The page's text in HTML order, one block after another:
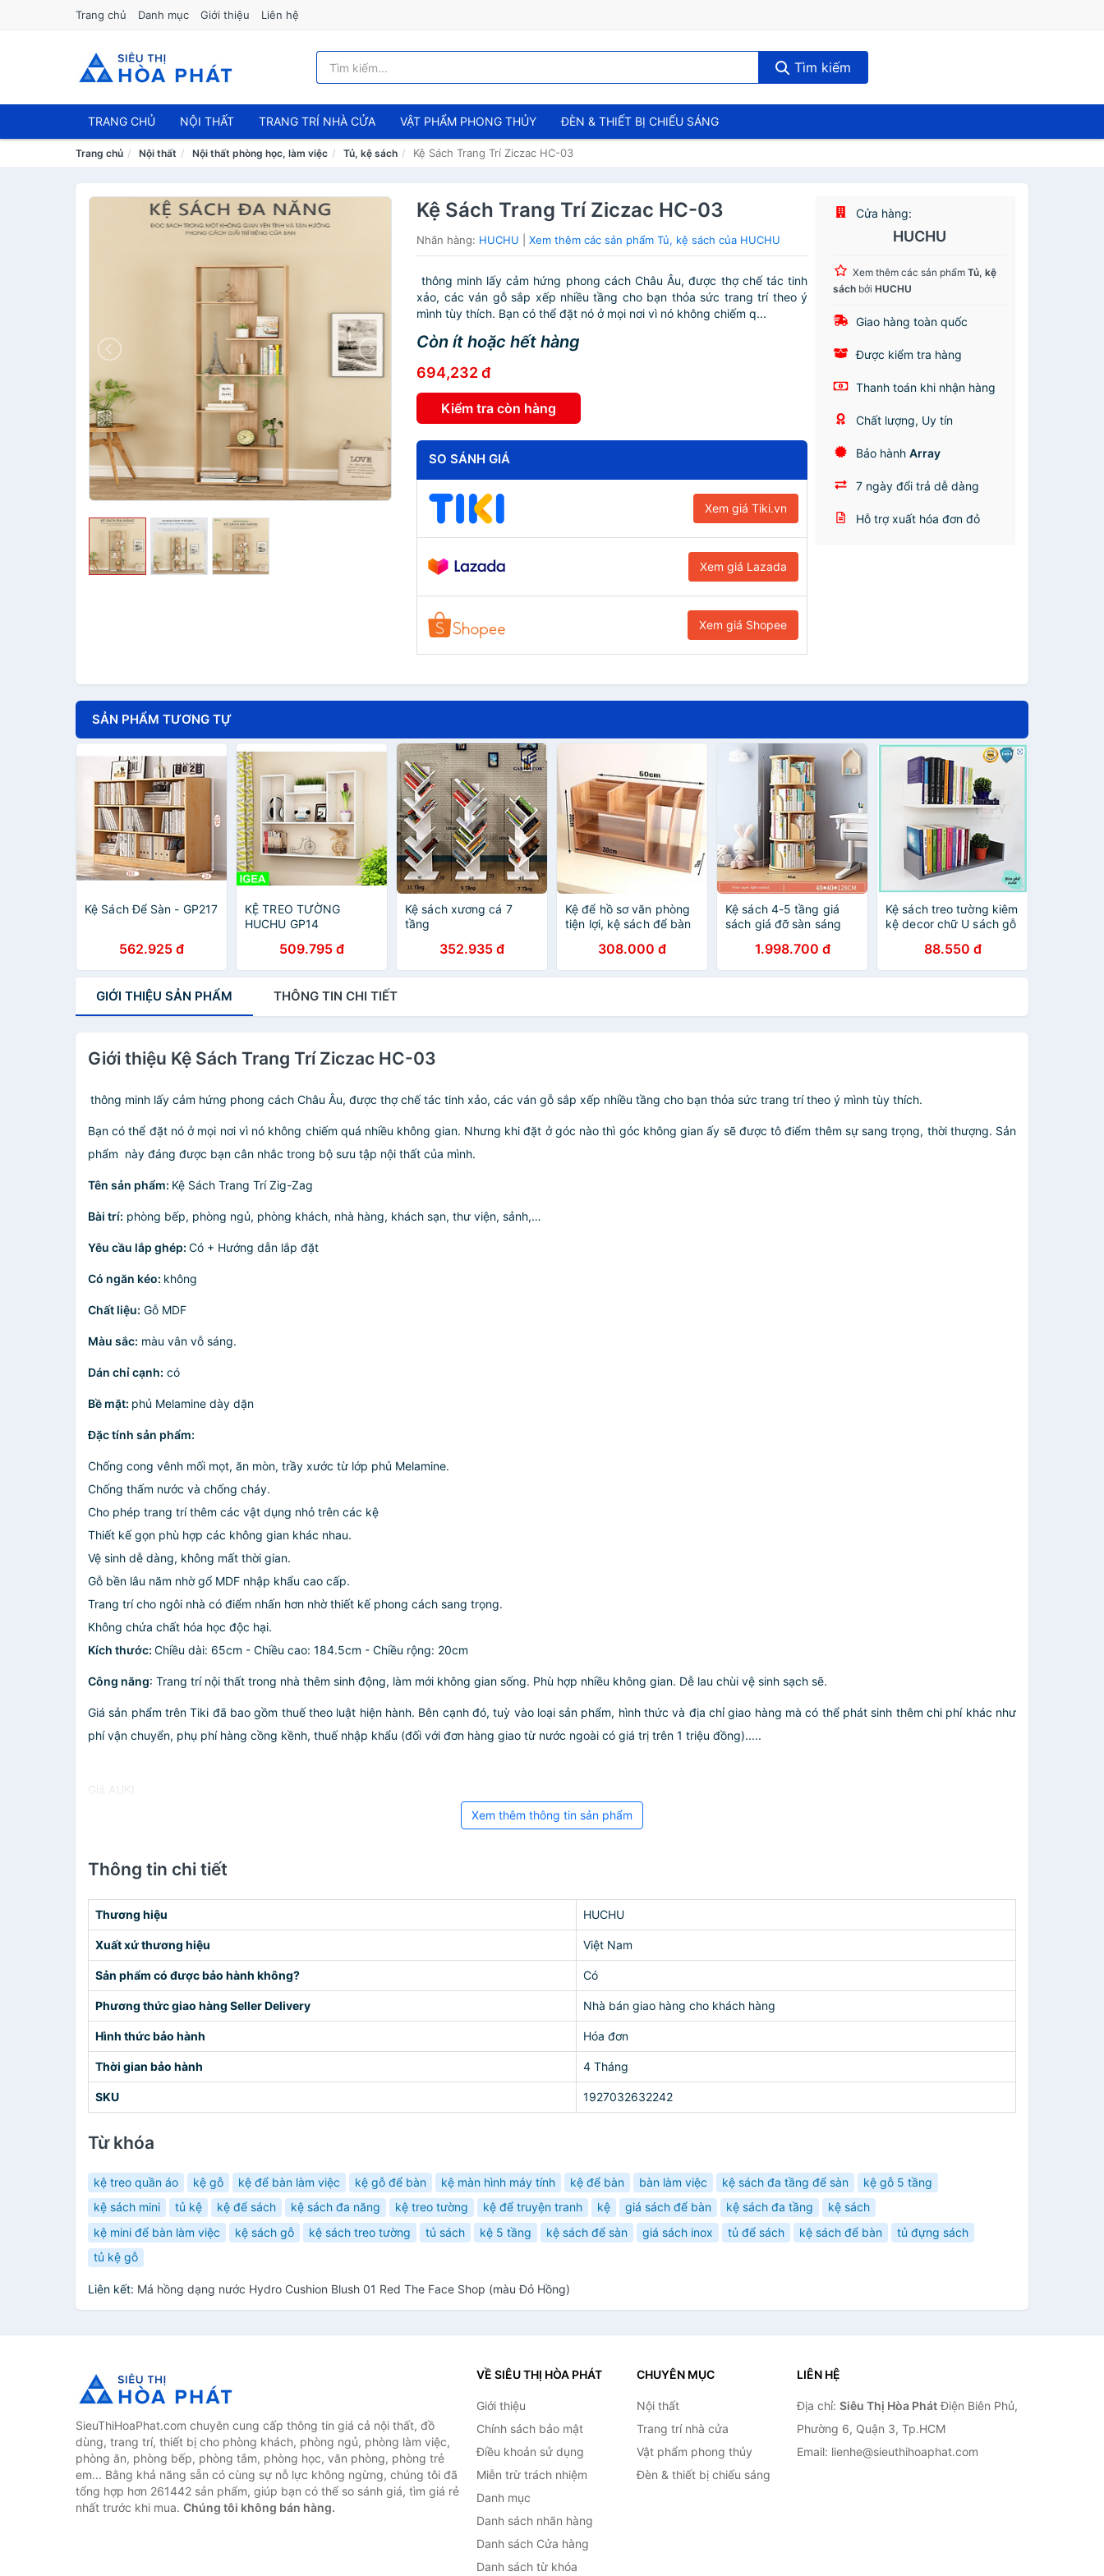
Trang chủ Danh mục Giới thiệu Liên hệ
Tìm kiếm
TRANG CHỦ NỘI THẤT TRANG TRÍ NHÀ CỬA VẬT PHẨM PHONG THỦY ĐÈN & THIẾT BỊ CHIẾU SÁNG
Trang chủ Nội thất Nội thất phòng học, làm việc Tủ, kệ sách Kệ Sách Trang Trí Ziczac HC-03
Kệ Sách Trang Trí Ziczac HC-03
Nhãn hàng: HUCHU |Xem thêm các sản phẩm Tủ, kệ sách của HUCHU
thông minh lấy cảm hứng phong cách Châu Âu, được thợ chế tác tinh
xảo, các ván gỗ sắp xếp nhiều tầng cho bạn thỏa sức trang trí theo ý
mình tùy thích. Bạn có thể đặt nó ở mọi nơi vì nó không chiếm q...
Còn ít hoặc hết hàng
694,232 đ
Kiểm tra còn hàng
SO SÁNH GIÁ
Xem giá Tiki.vn
Xem giá Lazada
Xem giá Shopee
Cửa hàng:
HUCHU
Xem thêm các sản phẩmTủ, kệ
sách bởiHUCHU
Giao hàng toàn quốc
Được kiểm tra hàng
Thanh toán khi nhận hàng
Chất lượng, Uy tín
Bảo hànhArray
7 ngày đổi trả dễ dàng
Hỗ trợ xuất hóa đơn đỏ
SẢN PHẨM TƯƠNG TỰ
Kệ Sách Để Sàn - GP217
562.925 đ
KỆ TREO TƯỜNG
HUCHU GP14
509.795 đ
Kệ sách xương cá 7
tầng
352.935 đ
Kệ để hồ sơ văn phòng
tiện lợi, kệ sách để bàn
min cao cấp ks05
308.000 đ
Kệ sách 4-5 tầng giá
sách giá đỡ sàn sáng
sách bằng gỗ cho trẻ
em sử dụng tại nhà
1.998.700 đ
Kệ sách treo tường kiêm
kệ decor chữ U sách gỗ
cho bé nhỏ mini giá rẻ
HC-KS1
88.550 đ
GIỚI THIỆU SẢN PHẨM THÔNG TIN CHI TIẾT
Giới thiệu Kệ Sách Trang Trí Ziczac HC-03
thông minh lấy cảm hứng phong cách Châu Âu, được thợ chế tác tinh xảo, các ván gỗ sắp xếp nhiều tầng cho bạn thỏa sức trang trí theo ý mình tùy thích.
Bạn có thể đặt nó ở mọi nơi vì nó không chiếm quá nhiều không gian. Nhưng khi đặt ở góc nào thì góc không gian ấy sẽ được tô điểm thêm sự sang trọng, thời thượng. Sản
phẩm này đáng được bạn cân nhắc trong bộ sưu tập nội thất của mình.
Tên sản phẩm: Kệ Sách Trang Trí Zig-Zag
Bài trí: phòng bếp, phòng ngủ, phòng khách, nhà hàng, khách sạn, thư viện, sảnh,…
Yêu cầu lắp ghép: Có + Hướng dẫn lắp đặt
Có ngăn kéo: không
Chất liệu: Gỗ MDF
Màu sắc: màu vân vỗ sáng.
Dán chỉ cạnh: có
Bề mặt: phủ Melamine dày dặn
Đặc tính sản phẩm:
Chống cong vênh mối mọt, ăn mòn, trầy xước từ lớp phủ Melamine.
Chống thấm nước và chống cháy.
Cho phép trang trí thêm các vật dụng nhỏ trên các kệ
Thiết kế gọn phù hợp các không gian khác nhau.
Vệ sinh dễ dàng, không mất thời gian.
Gỗ bền lâu năm nhờ gổ MDF nhập khẩu cao cấp.
Trang trí cho ngôi nhà có điểm nhấn hơn nhờ thiết kế phong cách sang trọng.
Không chứa chất hóa học độc hại.
Kích thước: Chiều dài: 65cm - Chiều cao: 184.5cm - Chiều rộng: 20cm
Công năng: Trang trí nội thất trong nhà thêm sinh động, làm mới không gian sống. Phù hợp nhiều không gian. Dễ lau chùi vệ sinh sạch sẽ.
Giá sản phẩm trên Tiki đã bao gồm thuế theo luật hiện hành. Bên cạnh đó, tuỳ vào loại sản phẩm, hình thức và địa chỉ giao hàng mà có thể phát sinh thêm chi phí khác như
phí vận chuyển, phụ phí hàng cồng kềnh, thuế nhập khẩu (đối với đơn hàng giao từ nước ngoài có giá trị trên 1 triệu đồng).....
Giá AUKI
Xem thêm thông tin sản phẩm
Thông tin chi tiết
Thương hiệu HUCHU
Xuất xứ thương hiệu Việt Nam
Sản phẩm có được bảo hành không? Có
Phương thức giao hàng Seller Delivery Nhà bán giao hàng cho khách hàng
Hình thức bảo hành Hóa đơn
Thời gian bảo hành 4 Tháng
SKU 1927032632242
Từ khóa
kệ treo quần áo kệ gỗ kệ để bàn làm việc kệ gỗ để bàn kệ màn hình máy tính kệ để bàn bàn làm việc kệ sách đa tầng để sàn
kệ gỗ 5 tầng
kệ sách mini
tủ kệ kệ để sách kệ sách đa năng kệ treo tường kệ để truyện tranh kệ giá sách để bàn kệ sách đa tầng
kệ sách
kệ mini để bàn làm việc
kệ sách gỗ kệ sách treo tường tủ sách kệ 5 tầng kệ sách để sàn giá sách inox tủ để sách kệ sách để bàn
tủ đựng sách
tủ kệ gỗ
Liên kết: Má hồng dạng nước Hydro Cushion Blush 01 Red The Face Shop (màu Đỏ Hồng)
SieuThiHoaPhat.com chuyên cung cấp thông tin giá cả nội thất, đồ
dùng, trang trí, thiết bị cho phòng khách, phòng ngủ, phòng làm việc,
phòng ăn, phòng bếp, phòng tắm, phòng học, văn phòng, phòng trẻ
em... Bằng khả năng sẵn có cùng sự nỗ lực không ngừng, chúng tôi đã
tổng hợp hơn 261442 sản phẩm, giúp bạn có thể so sánh giá, tìm giá rẻ
nhất trước khi mua. Chúng tôi không bán hàng.
VỀ SIÊU THỊ HÒA PHÁT
Giới thiệu
Chính sách bảo mật
Điều khoản sử dụng
Miễn trừ trách nhiệm
Danh mục
Danh sách nhãn hàng
Danh sách Cửa hàng
Danh sách từ khóa
CHUYÊN MỤC
Nội thất
Trang trí nhà cửa
Vật phẩm phong thủy
Đèn & thiết bị chiếu sáng
LIÊN HỆ
Địa chỉ: Siêu Thị Hòa PhátĐiện Biên Phủ,
Phường 6, Quận 3, Tp.HCM
Email: lienhe@sieuthihoaphat.com